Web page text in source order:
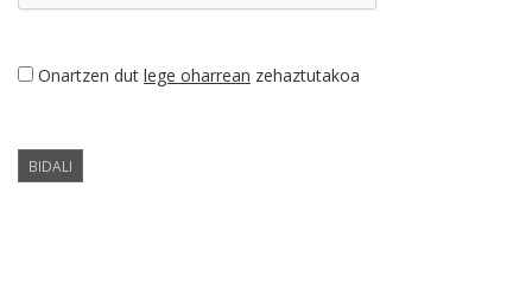
Onartzen dut lege oharrean zehaztutakoa
BIDALI